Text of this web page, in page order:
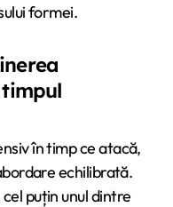
formei.
în timp ce atacă,
echilibrată.
puțin unul dintre